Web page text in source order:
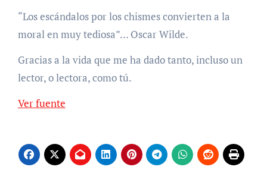
“Los escándalos por los chismes convierten a la
moral en muy tediosa”… Oscar Wilde.
Gracias a la vida que me ha dado tanto, incluso un
lector, o lectora, como tú.
Ver fuente